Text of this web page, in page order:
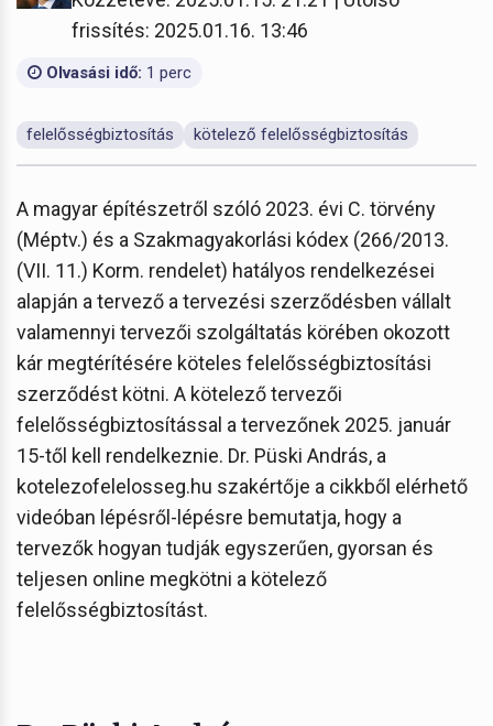
frissítés: 2025.01.16. 13:46
Olvasási idő: 1 perc
felelősségbiztosítás kötelező felelősségbiztosítás
A magyar építészetről szóló 2023. évi C. törvény
(Méptv.) és a Szakmagyakorlási kódex (266/2013.
(VII. 11.) Korm. rendelet) hatályos rendelkezései
alapján a tervező a tervezési szerződésben vállalt
valamennyi tervezői szolgáltatás körében okozott
kár megtérítésére köteles felelősségbiztosítási
szerződést kötni. A kötelező tervezői
felelősségbiztosítással a tervezőnek 2025. január
15-től kell rendelkeznie. Dr. Püski András, a
kotelezofelelosseg.hu szakértője a cikkből elérhető
videóban lépésről-lépésre bemutatja, hogy a
tervezők hogyan tudják egyszerűen, gyorsan és
teljesen online megkötni a kötelező
felelősségbiztosítást.